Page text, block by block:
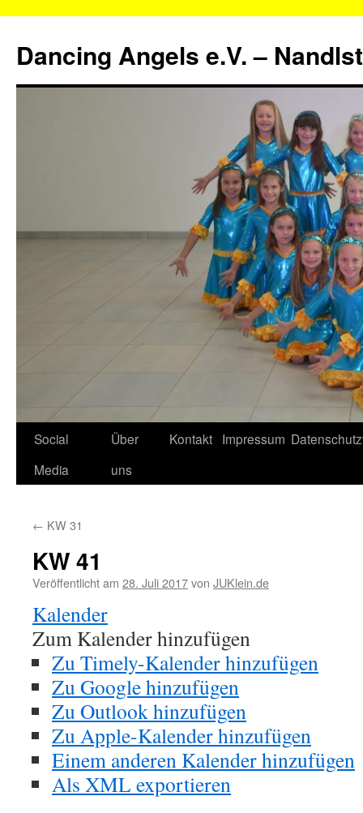
springen
Dancing Angels e.V. –
Social
Media
Über
uns
Kontakt Impressum
← KW 31
KW 41
Veröffentlicht am 28. Juli 2017von JUKlein.de
Kalender
Zum Kalender hinzufügen
Zu Timely-Kalender hinzufügen
Zu Google hinzufügen
Zu Outlook hinzufügen
Zu Apple-Kalender hinzufügen
Einem anderen Kalender hinzufügen
Als XML exportieren